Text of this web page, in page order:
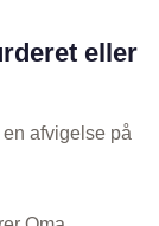
eller
en afvigelse på